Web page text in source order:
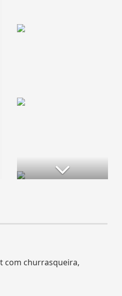
com churrasqueira,